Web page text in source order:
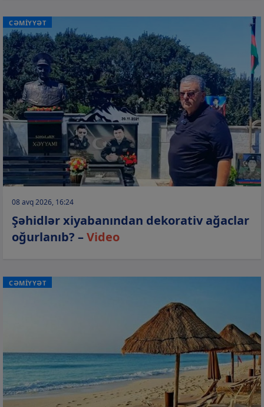
CƏMİYYƏT
08 avq 2026, 16:24
Şəhidlər xiyabanından dekorativ ağaclar
oğurlanıb? –Video
CƏMİYYƏT